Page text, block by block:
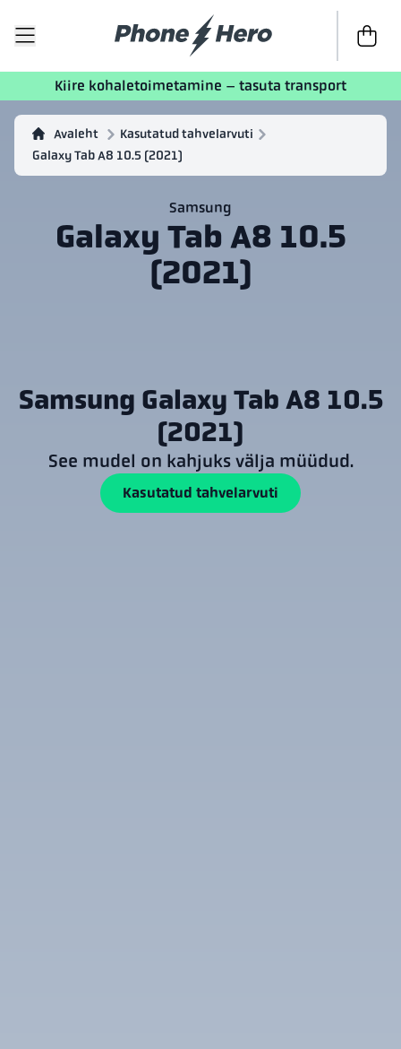
Kassasse
Kiire kohaletoimetamine – tasuta transport
Avaleht
Kasutatud tahvelarvuti
Galaxy Tab A8 10.5 (2021)
Samsung
Galaxy Tab A8 10.5
(2021)
Samsung Galaxy Tab A8 10.5
(2021)
See mudel on kahjuks välja müüdud.
Kasutatud tahvelarvuti